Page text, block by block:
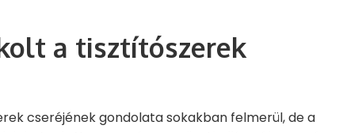
a tisztítószerek
cseréjének gondolata sokakban felmerül, de a